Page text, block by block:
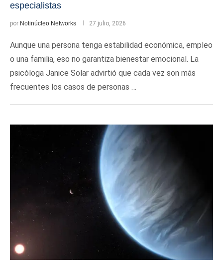
especialistas
por Notinúcleo Networks 27 julio, 2026
Aunque una persona tenga estabilidad económica, empleo
o una familia, eso no garantiza bienestar emocional. La
psicóloga Janice Solar advirtió que cada vez son más
frecuentes los casos de personas …